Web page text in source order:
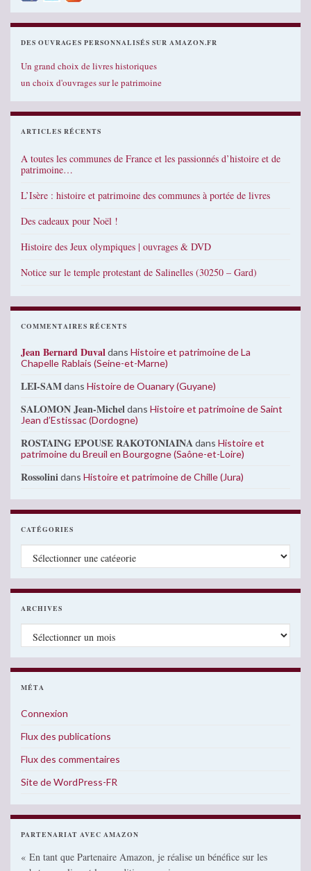
DES OUVRAGES PERSONNALISÉS SUR AMAZON.FR
Un grand choix de livres historiques
un choix d'ouvrages sur le patrimoine
ARTICLES RÉCENTS
A toutes les communes de France et les passionnés d’histoire et de
patrimoine…
L’Isère : histoire et patrimoine des communes à portée de livres
Des cadeaux pour Noël !
Histoire des Jeux olympiques | ouvrages & DVD
Notice sur le temple protestant de Salinelles (30250 – Gard)
COMMENTAIRES RÉCENTS
Jean Bernard Duvaldans Histoire et patrimoine de La
Chapelle Rablais (Seine-et-Marne)
LEI-SAMdans Histoire de Ouanary (Guyane)
SALOMON Jean-Micheldans Histoire et patrimoine de Saint
Jean d’Estissac (Dordogne)
ROSTAING EPOUSE RAKOTONIAINAdans Histoire et
patrimoine du Breuil en Bourgogne (Saône-et-Loire)
Rossolinidans Histoire et patrimoine de Chille (Jura)
CATÉGORIES
Catégories
ARCHIVES
Archives
MÉTA
Connexion
Flux des publications
Flux des commentaires
Site de WordPress-FR
PARTENARIAT AVEC AMAZON
« En tant que Partenaire Amazon, je réalise un bénéfice sur les